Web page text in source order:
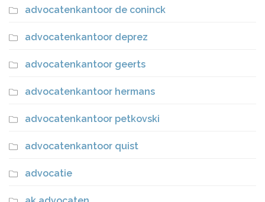
advocatenkantoor de coninck
advocatenkantoor deprez
advocatenkantoor geerts
advocatenkantoor hermans
advocatenkantoor petkovski
advocatenkantoor quist
advocatie